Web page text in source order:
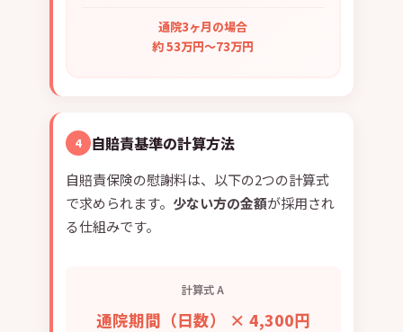
通院3ヶ月の場合
約 53万円〜73万円
4 自賠責基準の計算方法
自賠責保険の慰謝料は、以下の2つの計算式
で求められます。 少ない方の金額が採用され
る仕組みです。
計算式 A
通院期間（日数） × 4,300円